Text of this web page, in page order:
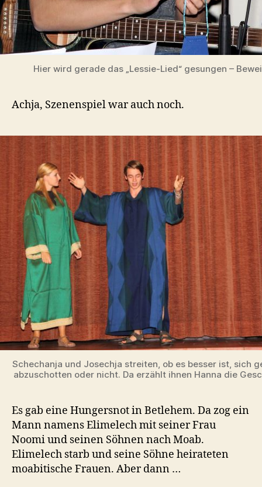
Hier wird gerade das „Lessie-Lied“ gesungen –
Achja, Szenenspiel war auch noch.
Schechanja und Josechja streiten, ob es besser ist, sich
abzuschotten oder nicht. Da erzählt ihnen Hanna die
Es gab eine Hungersnot in Betlehem. Da zog ein
Mann namens Elimelech mit seiner Frau
Noomi und seinen Söhnen nach Moab.
Elimelech starb und seine Söhne heirateten
moabitische Frauen. Aber dann …